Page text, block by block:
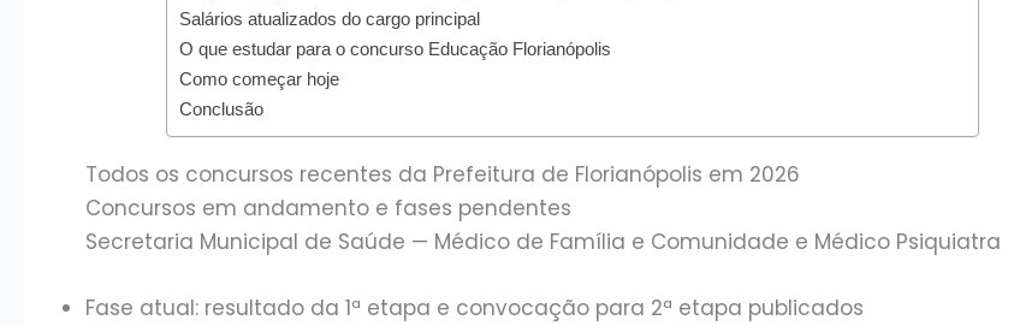
Salários atualizados do cargo principal
O que estudar para o concurso Educação Florianópolis
Como começar hoje
Conclusão
Todos os concursos recentes da Prefeitura de Florianópolis em 2026
Concursos em andamento e fases pendentes
Secretaria Municipal de Saúde — Médico de Família e Comunidade e Médico Psiquiatra
Fase atual: resultado da 1ª etapa e convocação para 2ª etapa publicados